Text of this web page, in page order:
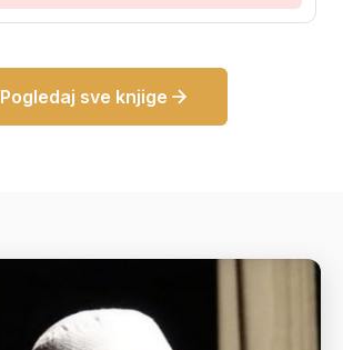
Pogledaj sve knjige